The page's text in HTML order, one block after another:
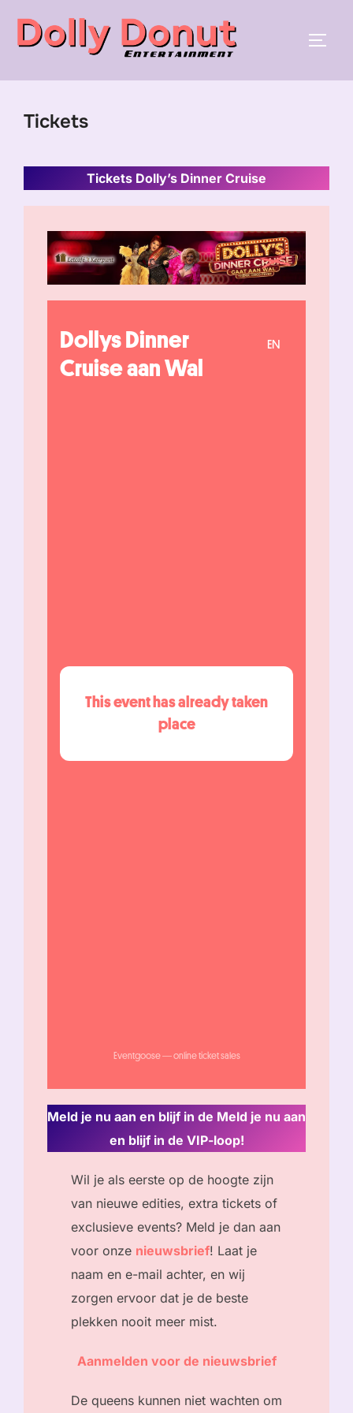
inhoud
Tickets
Tickets Dolly’s Dinner Cruise
Meld je nu aan en blijf in de Meld je nu aan
en blijf in de VIP-loop!
Wil je als eerste op de hoogte zijn
van nieuwe edities, extra tickets of
exclusieve events? Meld je dan aan
voor onze nieuwsbrief! Laat je
naam en e-mail achter, en wij
zorgen ervoor dat je de beste
plekken nooit meer mist.
Aanmelden voor de nieuwsbrief
De queens kunnen niet wachten om